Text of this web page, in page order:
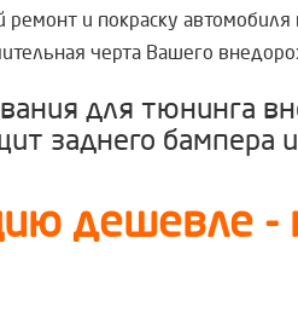
и покраску
черта Вашего
для тюнинга
заднего бампера
дешевле -